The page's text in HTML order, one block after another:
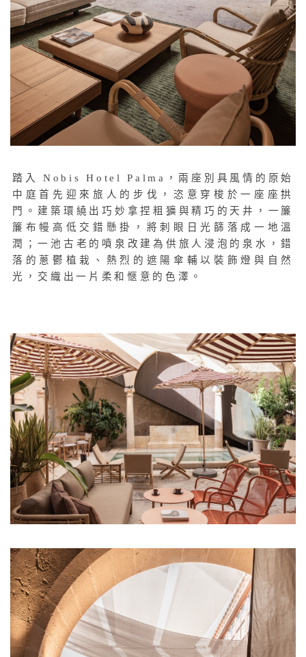
踏入 Nobis Hotel Palma，兩座別具風情的原始
中庭首先迎來旅人的步伐，恣意穿梭於一座座拱
門。建築環繞出巧妙拿捏粗獷與精巧的天井，一簾
簾布幔高低交錯懸掛，將刺眼日光篩落成一地溫
潤；一池古老的噴泉改建為供旅人浸泡的泉水，錯
落的蔥鬱植栽、熱烈的遮陽傘輔以裝飾燈與自然
光，交織出一片柔和愜意的色澤。